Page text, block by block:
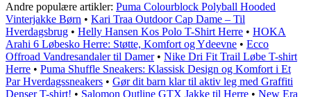
Andre populære artikler: Puma Colourblock Polyball Hooded
Vinterjakke Børn • Kari Traa Outdoor Cap Dame – Til
Hverdagsbrug • Helly Hansen Kos Polo T-Shirt Herre • HOKA
Arahi 6 Løbesko Herre: Støtte, Komfort og Ydeevne • Ecco
Offroad Vandresandaler til Damer• Nike Dri Fit Trail Løbe T-shirt
Herre • Puma Shuffle Sneakers: Klassisk Design og Komfort i Et
Par Hverdagssneakers • Gør dit barn klar til aktiv leg med Graffiti
Denser T-shirt! • Salomon Outline GTX Jakke til Herre • New Era